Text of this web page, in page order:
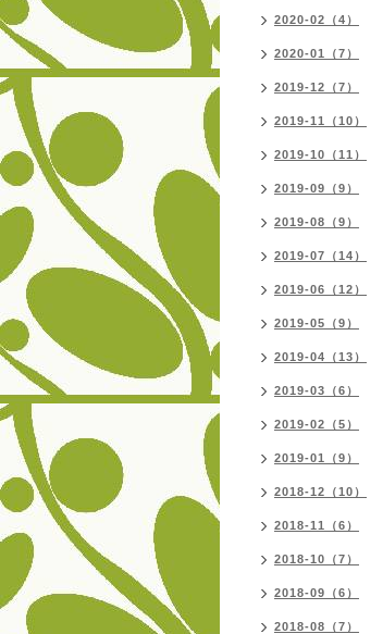
2020-02（4）
2020-01（7）
2019-12（7）
2019-11（10）
2019-10（11）
2019-09（9）
2019-08（9）
2019-07（14）
2019-06（12）
2019-05（9）
2019-04（13）
2019-03（6）
2019-02（5）
2019-01（9）
2018-12（10）
2018-11（6）
2018-10（7）
2018-09（6）
2018-08（7）